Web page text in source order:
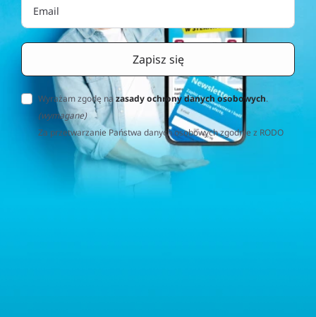
Wyrażam zgodę nazasady ochrony danych osobowych.
(wymagane)
Za przetwarzanie Państwa danych osobowych zgodnie z RODO
(Rozporządzenie o Ochronie Danych Osobowych) odpowiedzialna
jest firma Home&Decor Sp. z o.o., Instalatorów 17/108, 02-237
Warszawa, Polska, NIP: PL5223059837 („Administrator”). W